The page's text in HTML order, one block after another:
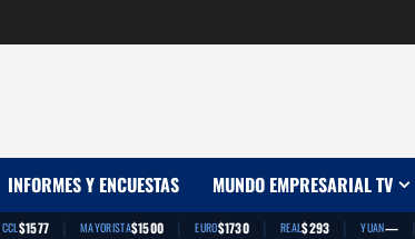
INFORMES Y ENCUESTAS MUNDO EMPRESARIAL TV
CCL$1577 | MAYORISTA$1500 | EURO$1730 | REAL$293 | YUAN— |